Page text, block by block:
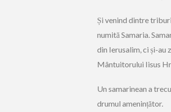
Și venind dintre
numită Samaria.
din Ierusalim, ci și-au
Mântuitorului Iisus
Un samarinean a
drumul amenințător.